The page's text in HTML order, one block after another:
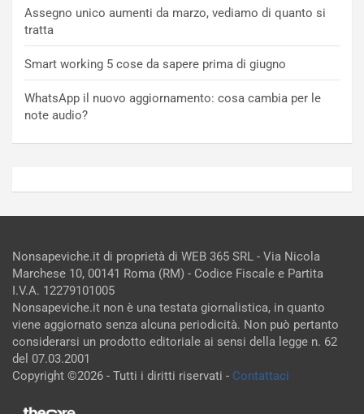
Assegno unico aumenti da marzo, vediamo di quanto si
tratta
Smart working 5 cose da sapere prima di giugno
WhatsApp il nuovo aggiornamento: cosa cambia per le
note audio?
Nonsapeviche.it di proprietà di WEB 365 SRL - Via Nicola
Marchese 10, 00141 Roma (RM) - Codice Fiscale e Partita
I.V.A. 12279101005
Nonsapeviche.it non è una testata giornalistica, in quanto
viene aggiornato senza alcuna periodicità. Non può pertanto
considerarsi un prodotto editoriale ai sensi della legge n. 62
del 07.03.2001
Copyright ©2026 - Tutti i diritti riservati - Contattaci